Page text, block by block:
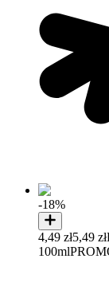
-18%
4,49 zł5,49 zł
100ml